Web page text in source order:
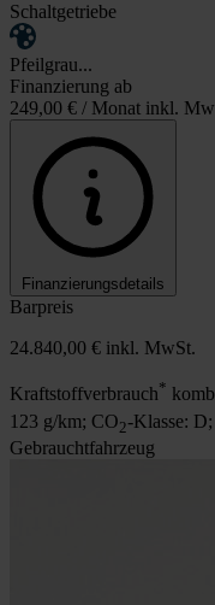
Schaltgetriebe
Pfeilgrau...
Finanzierung ab
249,00 € / Monat inkl.
Finanzierungsdetails
Barpreis
24.840,00 € inkl. MwSt.
Kraftstoffverbrauch*
123 g/km; CO2-Klasse: D;
Gebrauchtfahrzeug